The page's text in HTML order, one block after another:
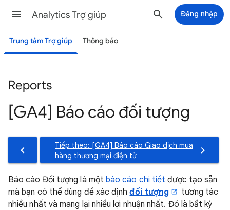
Analytics Trợ giúp Đăng nhập
Trung tâm Trợ giúp Thông báo
Reports
[GA4] Báo cáo đối tượng
Tiếp theo: [GA4] Báo cáo Giao dịch mua
hàng thương mại điện tử
Báo cáo Đối tượng là một báo cáo chi tiết được tạo sẵn
mà bạn có thể dùng để xác địnhđối tượng
tương tác
nhiều nhất và mang lại nhiều lợi nhuận nhất. Đó là bất kỳ